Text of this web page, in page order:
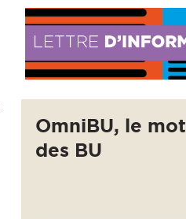
OmniBU, le
des BU